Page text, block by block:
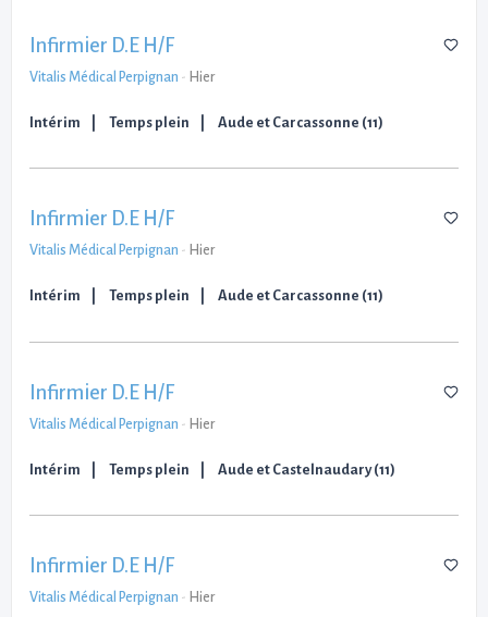
Infirmier D.E H/F
Vitalis Médical Perpignan - Hier
Intérim Temps plein Aude et Carcassonne (11)
Infirmier D.E H/F
Vitalis Médical Perpignan - Hier
Intérim Temps plein Aude et Carcassonne (11)
Infirmier D.E H/F
Vitalis Médical Perpignan - Hier
Intérim Temps plein Aude et Castelnaudary (11)
Infirmier D.E H/F
Vitalis Médical Perpignan - Hier